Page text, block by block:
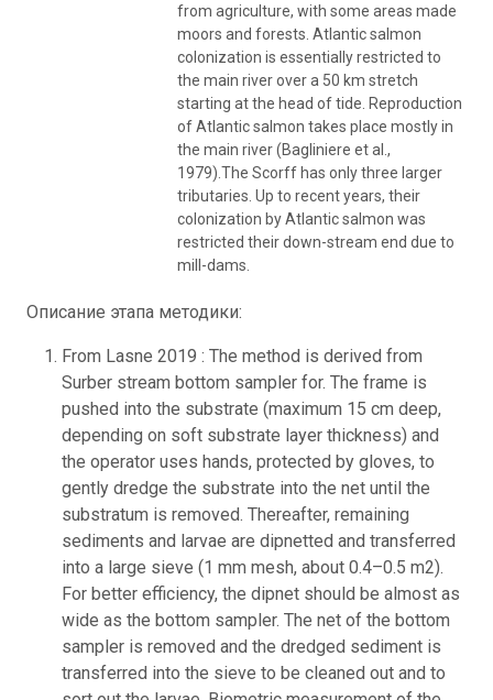
from agriculture, with some areas made
moors and forests. Atlantic salmon
colonization is essentially restricted to
the main river over a 50 km stretch
starting at the head of tide. Reproduction
of Atlantic salmon takes place mostly in
the main river (Bagliniere et al.,
1979).The Scorff has only three larger
tributaries. Up to recent years, their
colonization by Atlantic salmon was
restricted their down-stream end due to
mill-dams.
Описание этапа методики:
From Lasne 2019 : The method is derived from
Surber stream bottom sampler for. The frame is
pushed into the substrate (maximum 15 cm deep,
depending on soft substrate layer thickness) and
the operator uses hands, protected by gloves, to
gently dredge the substrate into the net until the
substratum is removed. Thereafter, remaining
sediments and larvae are dipnetted and transferred
into a large sieve (1 mm mesh, about 0.4–0.5 m2).
For better efficiency, the dipnet should be almost as
wide as the bottom sampler. The net of the bottom
sampler is removed and the dredged sediment is
transferred into the sieve to be cleaned out and to